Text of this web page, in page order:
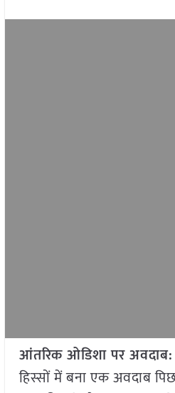
आंतरिक ओडिशा पर अवदाब:
हिस्सों में बना एक अवदाब